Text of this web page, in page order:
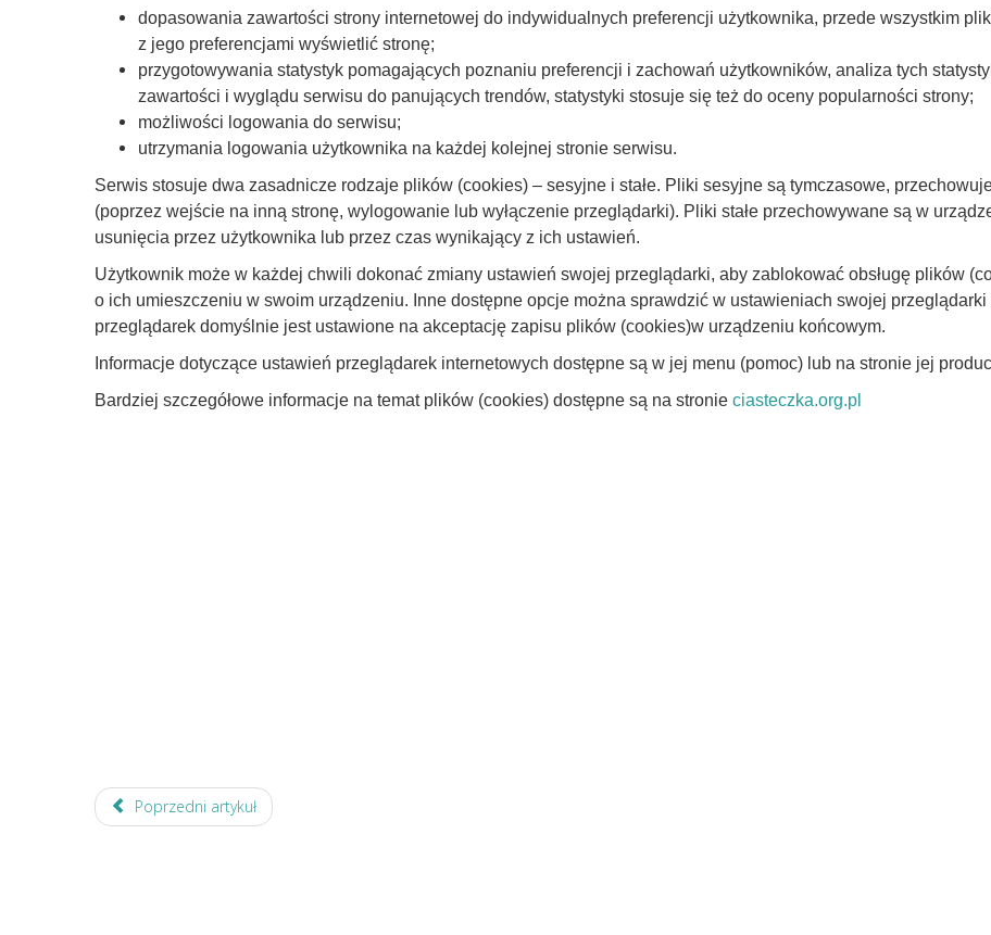
dopasowania zawartości strony internetowej do indywidualnych preferencji użytkownika, przede wszystkim
z jego preferencjami wyświetlić stronę;
przygotowywania statystyk pomagających poznaniu preferencji i zachowań użytkowników, analiza tych
zawartości i wyglądu serwisu do panujących trendów, statystyki stosuje się też do oceny popularności strony;
możliwości logowania do serwisu;
utrzymania logowania użytkownika na każdej kolejnej stronie serwisu.
Serwis stosuje dwa zasadnicze rodzaje plików (cookies) – sesyjne i stałe. Pliki sesyjne są tymczasowe,
(poprzez wejście na inną stronę, wylogowanie lub wyłączenie przeglądarki). Pliki stałe przechowywane są w
usunięcia przez użytkownika lub przez czas wynikający z ich ustawień.
Użytkownik może w każdej chwili dokonać zmiany ustawień swojej przeglądarki, aby zablokować obsługę plików
o ich umieszczeniu w swoim urządzeniu. Inne dostępne opcje można sprawdzić w ustawieniach swojej
przeglądarek domyślnie jest ustawione na akceptację zapisu plików (cookies)w urządzeniu końcowym.
Informacje dotyczące ustawień przeglądarek internetowych dostępne są w jej menu (pomoc) lub na stronie jej
Bardziej szczegółowe informacje na temat plików (cookies) dostępne są na stronie ciasteczka.org.pl
Poprzedni artykuł